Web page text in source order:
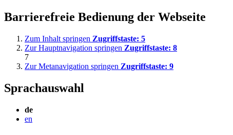
Barrierefreie Bedienung der Webseite
Zum Inhalt springen Zugriffstaste: 5
Zur Hauptnavigation springen Zugriffstaste: 8
7
Zur Metanavigation springen Zugriffstaste: 9
Sprachauswahl
de
en